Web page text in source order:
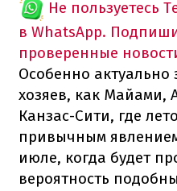
Не пользуетесь
в WhatsApp.
проверенные
Особенно актуально
хозяев, как Майами,
Канзас-Сити, где
привычным
июле, когда будет
вероятность